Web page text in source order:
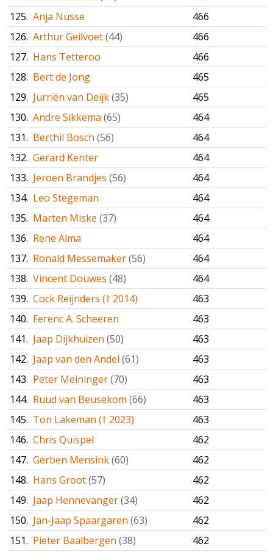
125. Anja Nusse
466
126. Arthur Geilvoet(44)
466
127. Hans Tetteroo
466
128. Bert de Jong
465
129. Jurriën van Deijk(35)
465
130. Andre Sikkema (65)
464
131. Berthil Bosch (56)
464
132. Gerard Kenter
464
133. Jeroen Brandjes (56)
464
134. Leo Stegeman
464
135. Marten Miske (37)
464
136. Rene Alma
464
137. Ronald Messemaker(56)
464
138. Vincent Douwes (48)
464
139. Cock Reijnders († 2014)
463
140. Ferenc A. Scheeren
463
141. Jaap Dijkhuizen (50)
463
142. Jaap van den Andel (61)
463
143. Peter Meininger(70)
463
144. Ruud van Beusekom (66)
463
145. Ton Lakeman († 2023)
463
146. Chris Quispel
462
147. Gerben Mensink(60)
462
148. Hans Groot(57)
462
149. Jaap Hennevanger(34)
462
150. Jan-Jaap Spaargaren (63)
462
151. Pieter Baalbergen (38)
462